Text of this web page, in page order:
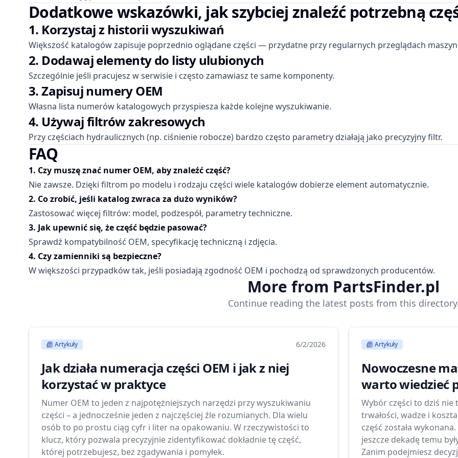
Dodatkowe wskazówki, jak szybciej znaleźć potrzebną
1. Korzystaj z historii wyszukiwań
Większość katalogów zapisuje poprzednio oglądane części — przydatne przy regularnych przeglądach
2. Dodawaj elementy do listy ulubionych
Szczególnie jeśli pracujesz w serwisie i często zamawiasz te same komponenty.
3. Zapisuj numery OEM
Własna lista numerów katalogowych przyspiesza każde kolejne wyszukiwanie.
4. Używaj filtrów zakresowych
Przy częściach hydraulicznych (np. ciśnienie robocze) bardzo często parametry działają jako precyzyjny filtr.
FAQ
1. Czy muszę znać numer OEM, aby znaleźć część?
Nie zawsze. Dzięki filtrom po modelu i rodzaju części wiele katalogów dobierze element automatycznie.
2. Co zrobić, jeśli katalog zwraca za dużo wyników?
Zastosować więcej filtrów: model, podzespół, parametry techniczne.
3. Jak upewnić się, że część będzie pasować?
Sprawdź kompatybilność OEM, specyfikację techniczną i zdjęcia.
4. Czy zamienniki są bezpieczne?
W większości przypadków tak, jeśli posiadają zgodność OEM i pochodzą od sprawdzonych producentów.
More from PartsFinder.pl
Continue reading the latest posts from this
Artykuły 6/2/2026
Jak działa numeracja części OEM i jak z niej
korzystać w praktyce
Numer OEM to jeden z najpotężniejszych narzędzi przy wyszukiwaniu
części – a jednocześnie jeden z najczęściej źle rozumianych. Dla wielu
osób to po prostu ciąg cyfr i liter na opakowaniu. W rzeczywistości to
klucz, który pozwala precyzyjnie zidentyfikować dokładnie tę część,
której potrzebujesz, bez zgadywania i pomyłek.
Artykuły
Nowoczesne
warto wiedzieć
Wybór części to dziś nie
trwałości, wadze i
część została
jeszcze dekadę temu
Zanim podejmiesz